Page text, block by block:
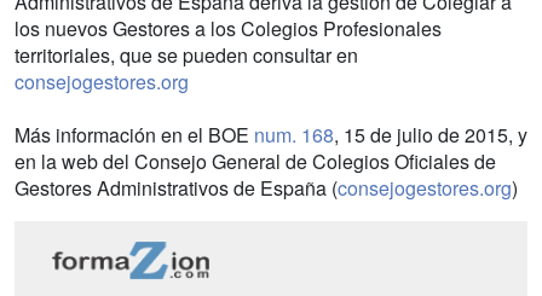
los nuevos Gestores a los Colegios Profesionales
territoriales, que se pueden consultar en
consejogestores.org
Más información en el BOE num. 168, 15 de julio de 2015, y
en la web del Consejo General de Colegios Oficiales de
Gestores Administrativos de España (consejogestores.org)